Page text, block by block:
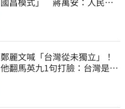
鄭麗文喊「台灣從未獨立」！
他翻馬英九1句打臉：台灣是我